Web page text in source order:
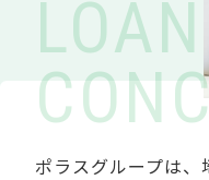
LOAN
ポラスグループは、